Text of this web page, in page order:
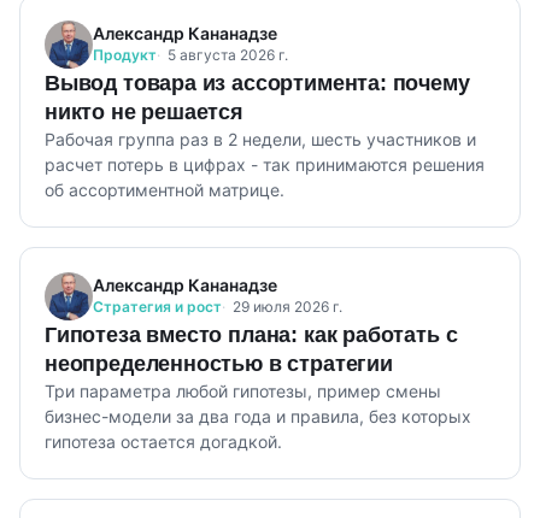
Александр Кананадзе
Продукт 5 августа 2026 г.
Вывод товара из ассортимента: почему
никто не решается
Рабочая группа раз в 2 недели, шесть участников и
расчет потерь в цифрах - так принимаются решения
об ассортиментной матрице.
Александр Кананадзе
Стратегия и рост 29 июля 2026 г.
Гипотеза вместо плана: как работать с
неопределенностью в стратегии
Три параметра любой гипотезы, пример смены
бизнес-модели за два года и правила, без которых
гипотеза остается догадкой.